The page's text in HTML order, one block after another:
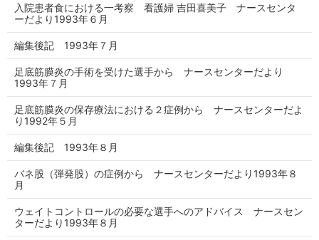
入院患者食における一考察 看護婦 吉田喜美子 ナースセンタ
ーだより1993年６月
編集後記 1993年７月
足底筋膜炎の手術を受けた選手から ナースセンターだより
1993年７月
足底筋膜炎の保存療法における２症例から ナースセンターだよ
り1992年５月
編集後記 1993年８月
バネ股（弾発股）の症例から ナースセンターだより1993年８
月
ウェイトコントロールの必要な選手へのアドバイス ナースセン
ターだより1993年８月